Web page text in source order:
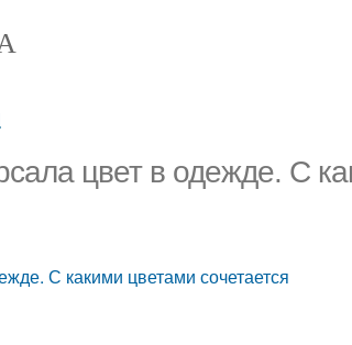
цвет в одежде. С
С какими цветами сочетается